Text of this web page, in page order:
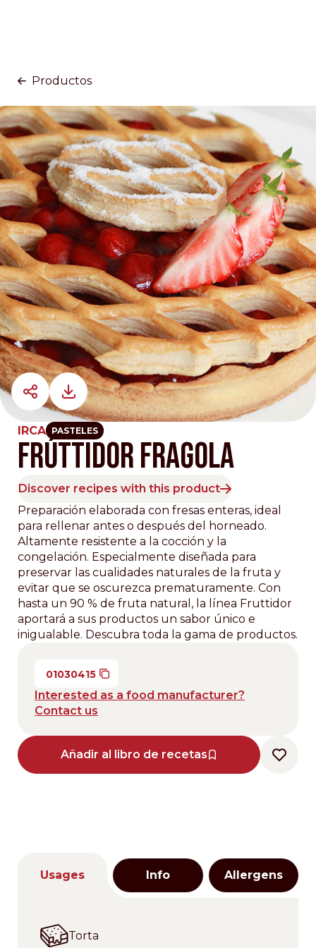
Productos
IRCA PASTELES
FRÚTTIDOR FRAGOLA
Discover recipes with this product
Preparación elaborada con fresas enteras, ideal
para rellenar antes o después del horneado.
Altamente resistente a la cocción y la
congelación. Especialmente diseñada para
preservar las cualidades naturales de la fruta y
evitar que se oscurezca prematuramente. Con
hasta un 90 % de fruta natural, la línea Fruttidor
aportará a sus productos un sabor único e
inigualable. Descubra toda la gama de productos.
01030415
Interested as a food manufacturer?
Contact us
Añadir al libro de recetas
Usages Info Allergens
Torta